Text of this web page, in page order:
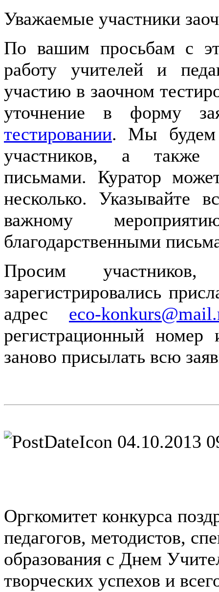
Уважаемые участники
По вашим просьбам с
работу учителей и
участию в заочном
уточнение в форму
тестировании. Мы будем
участников, а также
письмами. Куратор
несколько. Указывайте
важному
благодарственными
Просим
зарегистрировались
адрес eco-
регистрационный номер
заново присылать всю
04.10.2013
Оргкомитет конкурса
педагогов, методистов,
образования с Днем
творческих успехов и